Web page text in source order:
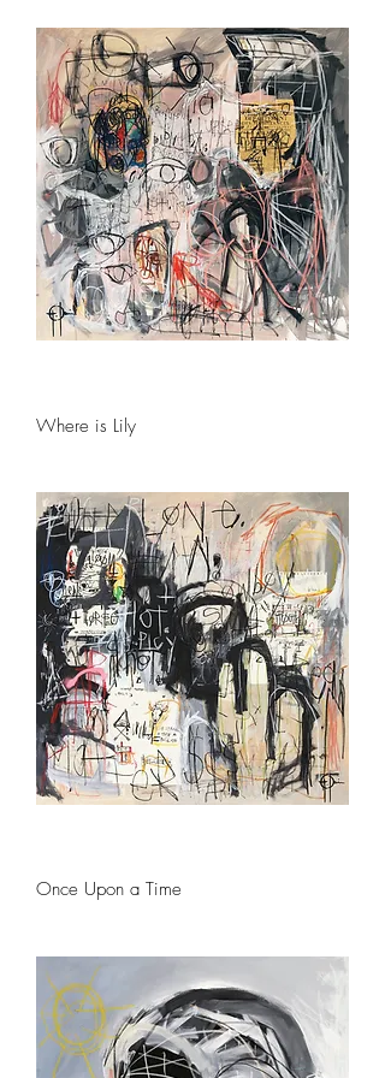
Where is Lily
Once Upon a Time